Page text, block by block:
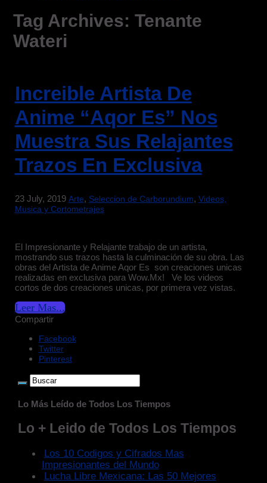
Tag Archives: Tenante
Wateri
Increible Artista De
Anime “Aqor Es” Nos
Muestra Sus Relajantes
Trazos En Exclusiva
23 July, 2019 Arte, Seleccion de Carborundium, Videos,
Musica y Cortometrajes
El Impresionante y Relajante trabajo de un artista,
mostrando sus trazos hasta la culminación de su obra. Las
obras del Artista de Anime Aqor Es son creaciones unicas
realizadas en exclusiva para Wow.Mx! Ve los videos
cortos de dos creaciones unicas, por primera vez vistas.
Leer Mas...
Compartir
Facebook
Twitter
Pinterest
Lo Más Leído de Todos Los Tiempos
Lo + Leido de Todos Los Tiempos
Los 10 Codigos y Cifrados Mas
Impresionantes del Mundo
Lucha Libre Mexicana: Las 50 Mejores